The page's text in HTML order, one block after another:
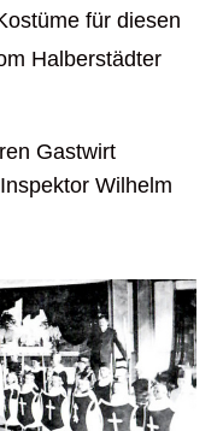
für diesen
Halberstädter
Gastwirt
Wilhelm